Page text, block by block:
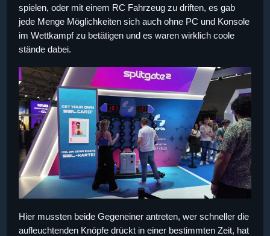
spielen, oder mit einem RC Fahrzeug zu driften, es gab
jede Menge Möglichkeiten sich auch ohne PC und Konsole
im Wettkampf zu betätigen und es waren wirklich coole
stände dabei.
Hier mussten beide Gegeneiner antreten, wer schneller die
aufleuchtenden Knöpfe drückt in einer bestimmten Zeit, hat